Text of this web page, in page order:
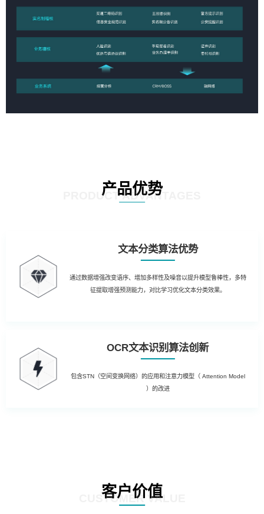
产品优势
PRODUCT ADVANTAGES
文本分类算法优势
通过数据增强改变语序、增加多样性及噪音以提升模型鲁棒性，多特
征提取增强预测能力，对比学习优化文本分类效果。
OCR文本识别算法创新
包含STN（空间变换网络）的应用和注意力模型（ Attention Model
）的改进
客户价值
CUSTOMER VALUE